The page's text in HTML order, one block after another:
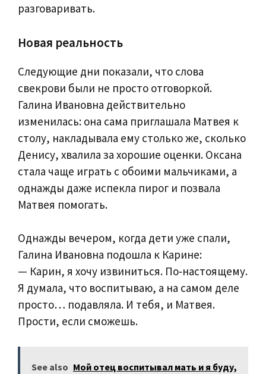
разговаривать.
Новая реальность
Следующие дни показали, что слова
свекрови были не просто отговоркой.
Галина Ивановна действительно
изменилась: она сама приглашала Матвея к
столу, накладывала ему столько же, сколько
Денису, хвалила за хорошие оценки. Оксана
стала чаще играть с обоими мальчиками, а
однажды даже испекла пирог и позвала
Матвея помогать.
Однажды вечером, когда дети уже спали,
Галина Ивановна подошла к Карине:
— Карин, я хочу извиниться. По‑настоящему.
Я думала, что воспитываю, а на самом деле
просто… подавляла. И тебя, и Матвея.
Прости, если сможешь.
See also Мой отец воспитывал мать и я буду,